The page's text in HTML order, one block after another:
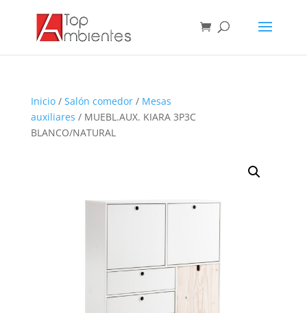
Inicio/ Salón comedor/ Mesas
auxiliares / MUEBL.AUX. KIARA 3P3C
BLANCO/NATURAL